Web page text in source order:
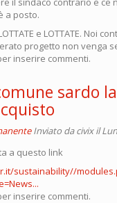
a posto.
e LOTTATE. Noi
progetto non venga
inserire commenti.
sardo
Inviato dacivixil
a questo link
sustainability//
inserire commenti.